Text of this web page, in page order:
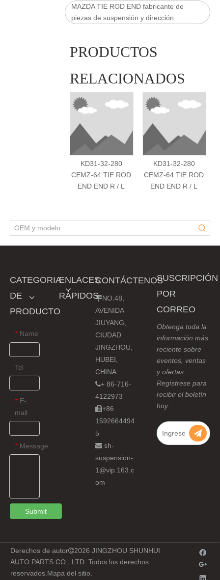
MAZDA TIE ROD END fabricante de
piezas de suspensión y dirección
PRODUCTOS
RELACIONADOS
KD31-32-280
CEMZ-64 TIE ROD
END END R / L
KD31-32-280
CEMZ-64 TIE ROD
END END R / L
CATEGORIA
DE
PRODUCTO
* Name
Tel
* E-
mail
* Message
Submit
ENLACES
RÁPIDOS
CONTÁCTENOS
NO.48,
AVENIDA
JIUYANG,
CIUDAD
JINGZHOU,
HUBEI,
CHINA
+ 86-716-
4122973
+86
1592664494
5
 sh-
suspension-
1@vip.163.c
om
SUSCRIPCIÓN
POR
CORREO
Obtenga toda la
información más
reciente sobre
eventos, ventas
y ofertas.
Regístrese para
recibir el boletín
hoy.
Derechos de autor2026 JINGZHOU SHUNHUI
AUTO PARTS CO., LTD. Todos los derechos
reservados.Mapa del sitio.